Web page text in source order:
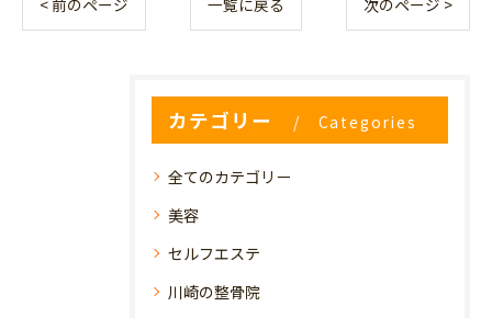
< 前のページ 一覧に戻る 次のページ >
カテゴリー Categories
全てのカテゴリー
美容
セルフエステ
川崎の整骨院